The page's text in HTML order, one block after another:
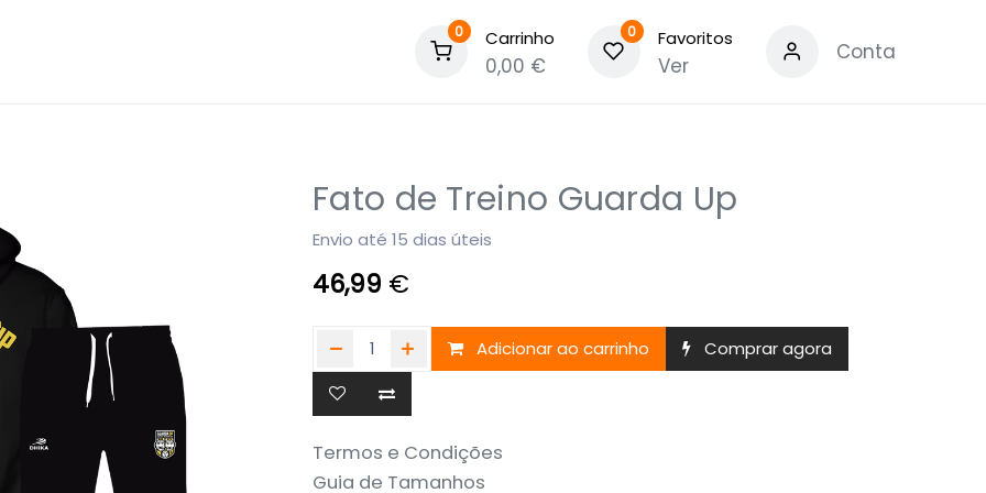
0 Carrinho
0,00 €
0 Favoritos
Ver
Conta
Fato de Treino Guarda Up
Envio até 15 dias úteis
46,99 €
Adicionar ao carrinho Comprar agora
Termos e Condições
Guia de Tamanhos